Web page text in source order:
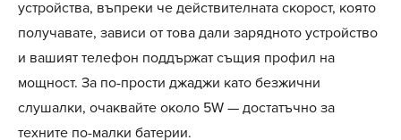
устройства, въпреки че действителната скорост, която
получавате, зависи от това дали зарядното устройство
и вашият телефон поддържат същия профил на
мощност. За по-прости джаджи като безжични
слушалки, очаквайте около 5W — достатъчно за
техните по-малки батерии.